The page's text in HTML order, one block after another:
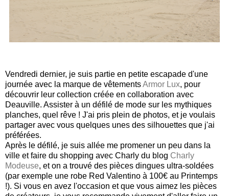
Vendredi dernier, je suis partie en petite escapade d'une
journée avec la marque de vêtementsArmor Lux, pour
découvrir leur collection créée en collaboration avec
Deauville. Assister à un défilé de mode sur les mythiques
planches, quel rêve ! J'ai pris plein de photos, et je voulais
partager avec vous quelques unes des silhouettes que j'ai
préférées.
Après le défilé, je suis allée me promener un peu dans la
ville et faire du shopping avec Charly du blog Charly
Modeuse, et on a trouvé des pièces dingues ultra-soldées
(par exemple une robe Red Valentino à 100€ au Printemps
!). Si vous en avez l'occasion et que vous aimez les pièces